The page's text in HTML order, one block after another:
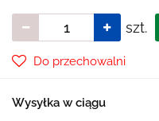
szt.
Do przechowalni
Wysyłka w ciągu